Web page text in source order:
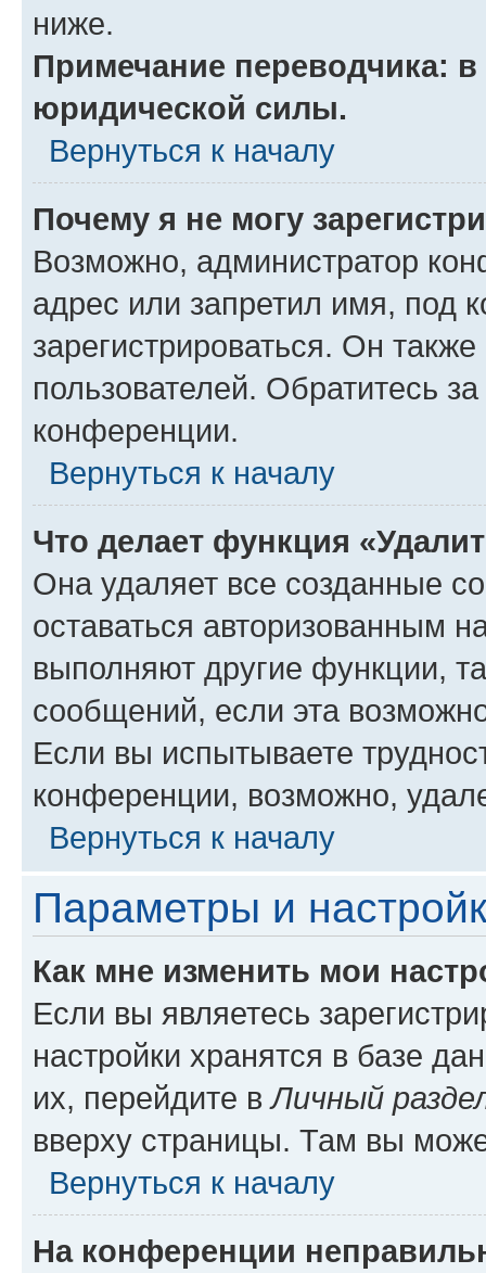
ниже.
Примечание переводчика:
юридической силы.
Вернуться к началу
Почему я не могу
Возможно, администратор
адрес или запретил имя, под
зарегистрироваться. Он
пользователей. Обратитесь
конференции.
Вернуться к началу
Что делает функция
Она удаляет все созданные
оставаться авторизованным
выполняют другие функции,
сообщений, если эта
Если вы испытываете
конференции, возможно,
Вернуться к началу
Параметры и
Как мне изменить мои
Если вы являетесь
настройки хранятся в базе
их, перейдите вЛичный
вверху страницы. Там вы
Вернуться к началу
На конференции